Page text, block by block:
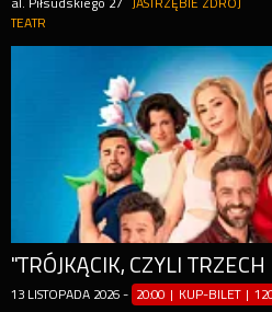
al. Piłsudskiego 27
JASTRZĘBIE ZDRÓJ
TEATR
13 LISTOPADA 2026 - 20:00 | KUP-BILET |